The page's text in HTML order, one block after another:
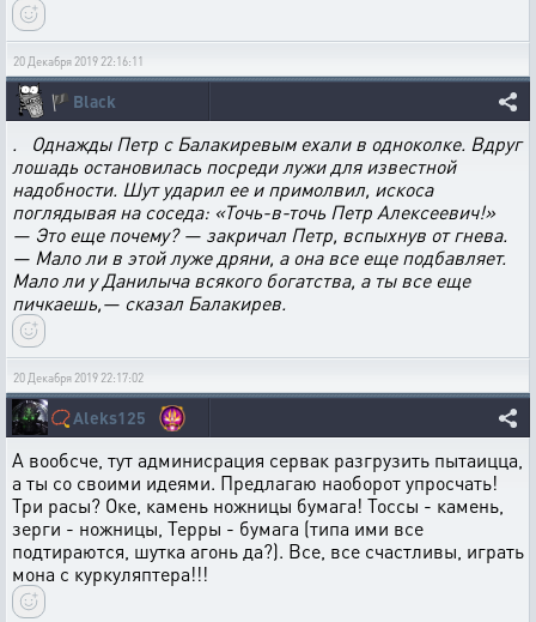
20 Декабря 2019 22:16:11
🏴 Black
. Однажды Петр с Балакиревым ехали в одноколке. Вдруг
лошадь остановилась посреди лужи для известной
надобности. Шут ударил ее и примолвил, искоса
поглядывая на соседа: «Точь-в-точь Петр Алексеевич!»
— Это еще почему? — закричал Петр, вспыхнув от гнева.
— Мало ли в этой луже дряни, а она все еще подбавляет.
Мало ли у Данилыча всякого богатства, а ты все еще
пичкаешь,— сказал Балакирев.
20 Декабря 2019 22:17:02
📿Aleks125
А вообсче, тут админисрация сервак разгрузить пытаицца,
а ты со своими идеями. Предлагаю наоборот упросчать!
Три расы? Оке, камень ножницы бумага! Тоссы - камень,
зерги - ножницы, Терры - бумага (типа ими все
подтираются, шутка агонь да?). Все, все счастливы, играть
мона с куркуляптера!!!